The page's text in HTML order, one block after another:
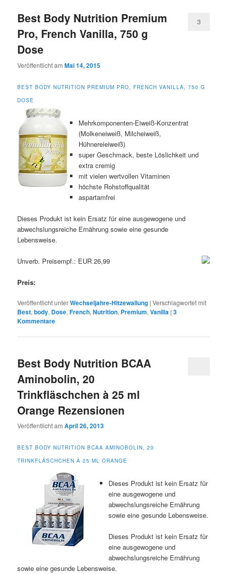
Best Body Nutrition Premium
Pro, French Vanilla, 750 g
Dose
Veröffentlicht amMai 14, 2015
3
BEST BODY NUTRITION PREMIUM PRO, FRENCH VANILLA, 750 G
DOSE
Mehrkomponenten-Eiweiß-Konzentrat
(Molkeneiweiß, Milcheiweiß,
Hühnereieiweiß)
super Geschmack, beste Löslichkeit und
extra cremig
mit vielen wertvollen Vitaminen
höchste Rohstoffqualität
aspartamfrei
Dieses Produkt ist kein Ersatz für eine ausgewogene und
abwechslungsreiche Ernährung sowie eine gesunde
Lebensweise.
Unverb. Preisempf.: EUR 26,99
Preis:
Veröffentlicht unterWechseljahre-Hitzewallung |Verschlagwortet mit
Best,body, Dose,French,Nutrition, Premium,Vanilla |3
Kommentare
Best Body Nutrition BCAA
Aminobolin, 20
Trinkfläschchen à 25 ml
Orange Rezensionen
Veröffentlicht amApril 26, 2013
BEST BODY NUTRITION BCAA AMINOBOLIN, 20
TRINKFLÄSCHCHEN À 25 ML ORANGE
Dieses Produkt ist kein Ersatz für
eine ausgewogene und
abwechslungsreiche Ernährung
sowie eine gesunde Lebensweise.
Dieses Produkt ist kein Ersatz für
eine ausgewogene und
abwechslungsreiche Ernährung
sowie eine gesunde Lebensweise.